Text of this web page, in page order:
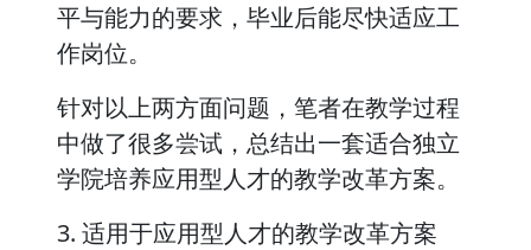
平与能力的要求，毕业后能尽快适应工
作岗位。
针对以上两方面问题，笔者在教学过程
中做了很多尝试，总结出一套适合独立
学院培养应用型人才的教学改革方案。
3. 适用于应用型人才的教学改革方案